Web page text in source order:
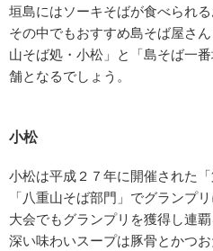
垣島にはソーキそばが食べられ
その中でもおすすめ島そば屋さ
山そば処・小松」と「島そば一
舗となるでしょう。
小松
小松は平成２７年に開催された
「八重山そば部門」でグランプ
大会でもグランプリを獲得し連
深い味わいスープは豚骨とかつ